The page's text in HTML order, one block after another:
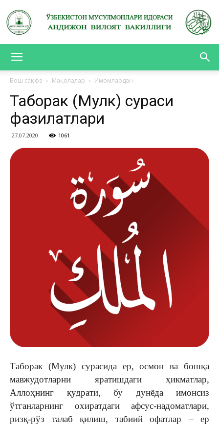
ВИЛОЯТ
ВАКИЛЛИГИ
Бош саҳифа Мақолалар Имомлардан
Таборак (Мулк) сураси
фазилатлари
27.07.2020 1061
Таборак (Мулк) сурасида ер, осмон ва бошқа
мавжудотларни яратишдаги ҳикматлар,
Аллоҳнинг қудрати, бу дунёда имонсиз
ўтганларнинг охиратдаги афсус-надоматлари,
ризқ-рўз талаб қилиш, табиий офатлар – ер